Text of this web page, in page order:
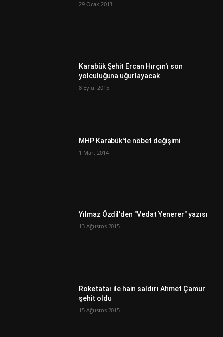
29 Ocak 2013
Karabük Şehit Ercan Hırçın'ı son
yolculuğuna uğurlayacak
8 Eylül 2015
MHP Karabük'te nöbet değişimi
1 Mart 2014
Yılmaz Özdil'den "Vedat Yenerer" yazısı
13 Ağustos 2015
Roketatar ile hain saldırı Ahmet Çamur
şehit oldu
15 Ağustos 2015